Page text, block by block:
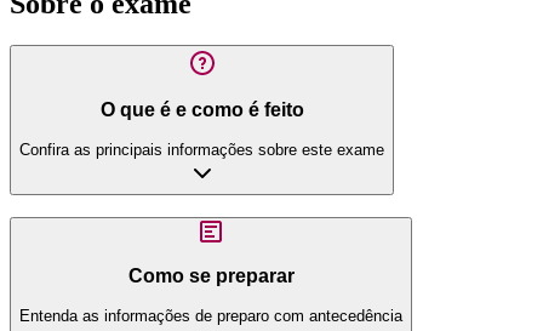
O que é e como é feito
Confira as principais informações sobre este exame
Como se preparar
Entenda as informações de preparo com antecedência